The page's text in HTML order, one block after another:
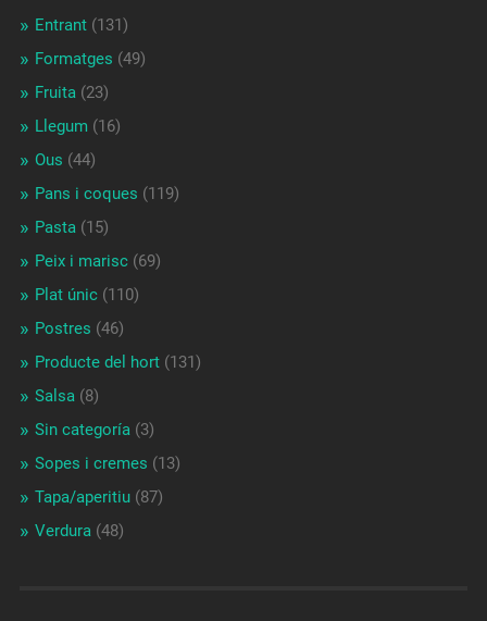
Entrant(131)
Formatges (49)
Fruita(23)
Llegum (16)
Ous (44)
Pans i coques (119)
Pasta(15)
Peix i marisc(69)
Plat únic(110)
Postres (46)
Producte del hort(131)
Salsa(8)
Sin categoría(3)
Sopes i cremes (13)
Tapa/aperitiu(87)
Verdura(48)